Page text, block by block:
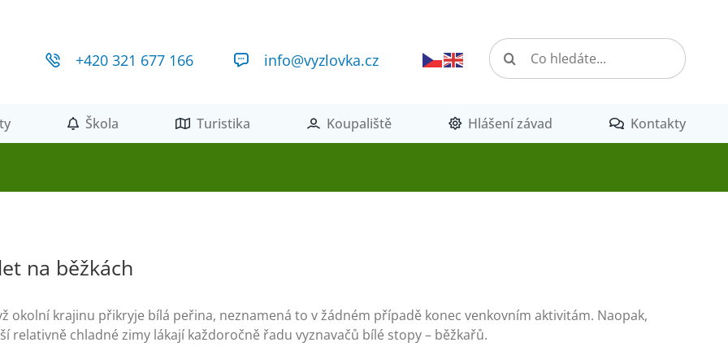
+420 321 677 166 info@vyzlovka.cz
Hledat:
Škola Turistika Koupaliště Hlášení závad Kontakty
na běžkách
okolní krajinu přikryje bílá peřina, neznamená to v žádném případě konec venkovním aktivitám. Naopak,
relativně chladné zimy lákají každoročně řadu vyznavačů bílé stopy – běžkařů.